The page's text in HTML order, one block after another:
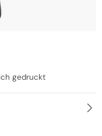
gedruckt